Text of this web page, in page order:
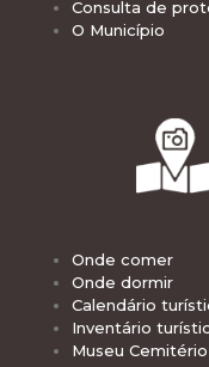
Consulta de
O Município
Onde comer
Onde dormir
Calendário
Inventário
Museu Cemitério